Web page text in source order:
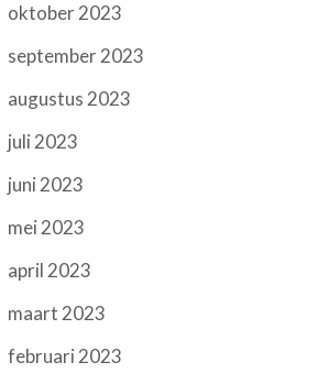
oktober 2023
september 2023
augustus 2023
juli 2023
juni 2023
mei 2023
april 2023
maart 2023
februari 2023